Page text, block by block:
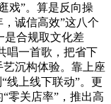
戏”。算是反向操
诚信高效”这八个
是合规取文化差
唱一首歌，把省下
沉构体验。靠上座
线上线下联动”。更
零关店率”，推出高